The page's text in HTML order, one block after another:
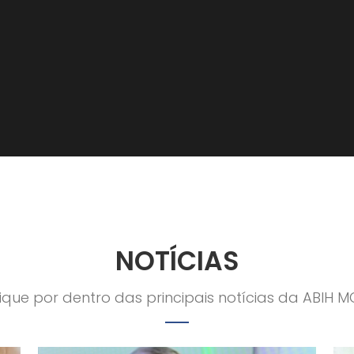
NOTÍCIAS
por dentro das principais notícias da ABIH